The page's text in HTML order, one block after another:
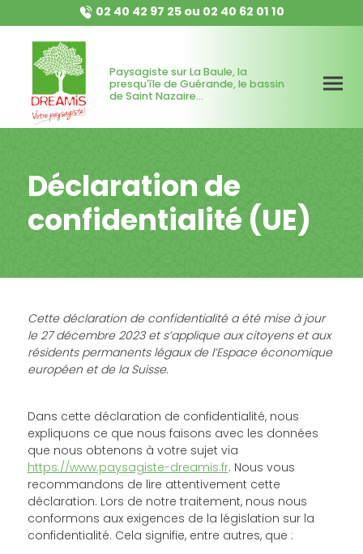
02 40 42 97 25ou 02 40 62 01 10
Paysagiste sur La Baule, la
presqu'île de Guérande, le bassin
de Saint Nazaire...
Déclaration de
confidentialité (UE)
Cette déclaration de confidentialité a été mise à jour
le 27 décembre 2023 et s’applique aux citoyens et aux
résidents permanents légaux de l’Espace économique
européen et de la Suisse.
Dans cette déclaration de confidentialité, nous
expliquons ce que nous faisons avec les données
que nous obtenons à votre sujet via
https://www.paysagiste-dreamis.fr. Nous vous
recommandons de lire attentivement cette
déclaration. Lors de notre traitement, nous nous
conformons aux exigences de la législation sur la
confidentialité. Cela signifie, entre autres, que :